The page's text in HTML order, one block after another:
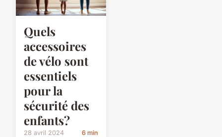
Quels
accessoires
de vélo sont
essentiels
pour la
sécurité des
enfants?
28 avril 2024 6 min